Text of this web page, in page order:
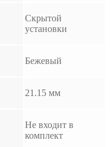
Скрытой
установки
Бежевый
21.15 мм
Не входит в
комплект